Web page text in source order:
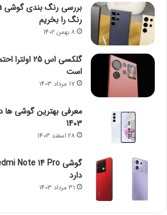
رنگ را بخریم
8 بهمن 1402
است
17 مرداد 1403
1403
28 اسفند 1403
دارد
31 مرداد 1403